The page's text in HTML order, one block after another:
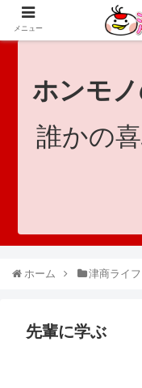
since 1921｜地域と共に未
ホンモ
誰かの
ホーム 津商ライフ
先輩に学ぶ
メニュー